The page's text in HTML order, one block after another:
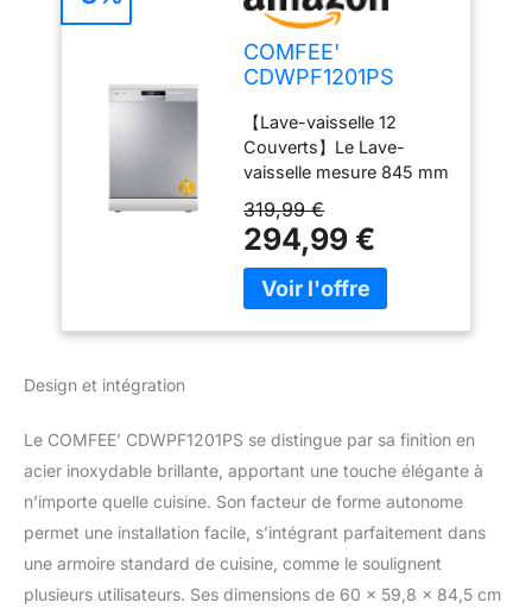
COMFEE'
CDWPF1201PS
Libre,12 Couverts,
60 cm
【Lave-vaisselle 12
Couverts】Le Lave-
vaisselle mesure 845 mm
et 600 mm de large,
offrant un grand espace
pour charger maximal de
vaisselles. Le panier à
300 mm de diamètre, si
nécessaire. 【Séchage
Intensif】La fonction de
séchage intensif offre un
séchage complet (sauf
pour les cycles Rapide et
Autonettoyant) sans qu'il
319,99 €
294,99 €
Design et intégration
Le COMFEE’ CDWPF1201PS se distingue par sa finition en
acier inoxydable brillante, apportant une touche élégante à
n’importe quelle cuisine. Son facteur de forme autonome
permet une installation facile, s’intégrant parfaitement dans
une armoire standard de cuisine, comme le soulignent
plusieurs utilisateurs. Ses dimensions de 60 x 59,8 x 84,5 cm